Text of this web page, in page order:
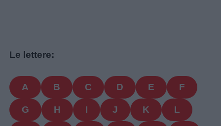
Le lettere:
A B C D E F
G H I J K L